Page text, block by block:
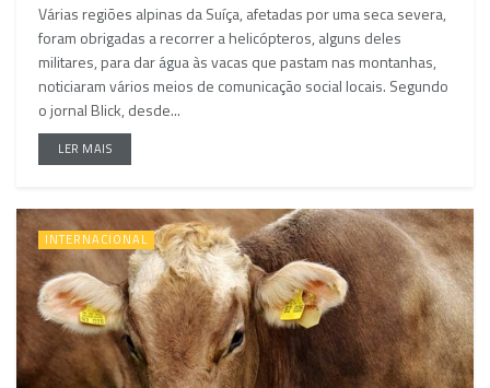
Várias regiões alpinas da Suíça, afetadas por uma seca severa,
foram obrigadas a recorrer a helicópteros, alguns deles
militares, para dar água às vacas que pastam nas montanhas,
noticiaram vários meios de comunicação social locais. Segundo
o jornal Blick, desde...
LER MAIS
INTERNACIONAL